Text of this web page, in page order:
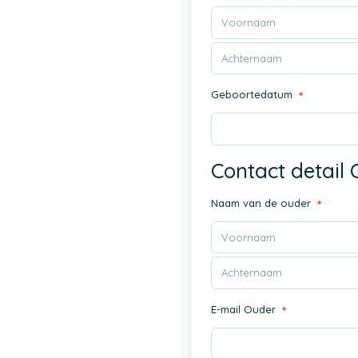
Geboortedatum *
Contact detail
Naam van de ouder *
E-mail Ouder *